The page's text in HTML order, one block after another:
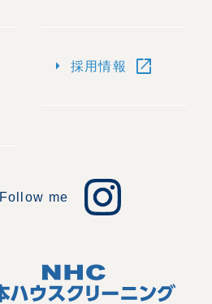
arrow_right 採用情報 open_in_new
Follow me